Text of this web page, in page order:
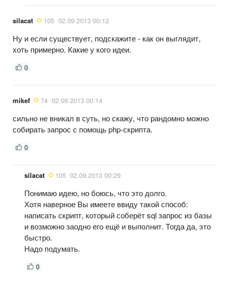
silacat 105 02.09.2013 00:12
Ну и если существует, подскажите - как он выглядит,
хоть примерно. Какие у кого идеи.
0
mikef 74 02.09.2013 00:14
сильно не вникал в суть, но скажу, что рандомно можно
собирать запрос с помощь php-скрипта.
0
silacat 105 02.09.2013 00:29
Понимаю идею, но боюсь, что это долго.
Хотя наверное Вы имеете ввиду такой способ:
написать скрипт, который соберёт sql запрос из базы
и возможно заодно его ещё и выполнит. Тогда да, это
быстро.
Надо подумать.
0